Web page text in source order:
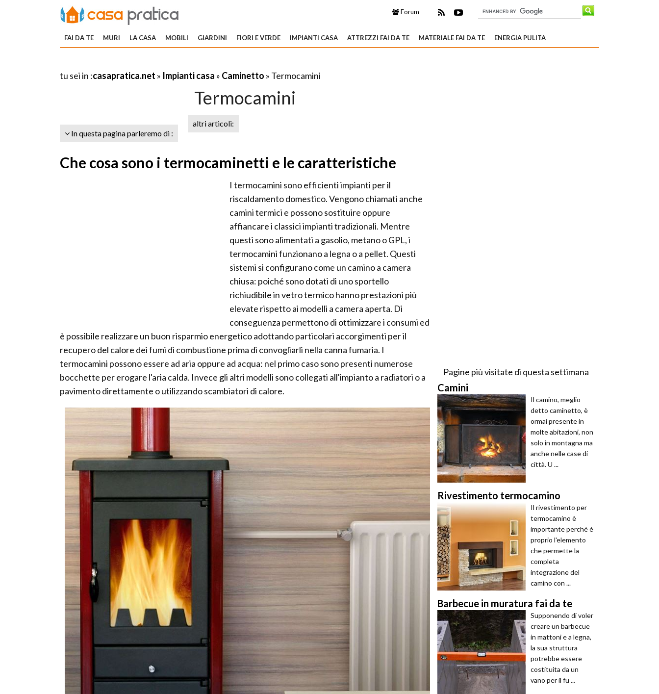
Forum
FAI DA TE MURI LA CASA MOBILI GIARDINI FIORI E VERDE IMPIANTI CASA ATTREZZI FAI DA TE MATERIALE FAI DA TE ENERGIA PULITA
tu sei in :casapratica.net » Impianti casa » Caminetto » Termocamini
Termocamini
In questa pagina parleremo di :
altri articoli:
Che cosa sono i termocaminetti e le caratteristiche
I termocamini sono efficienti impianti per il
riscaldamento domestico. Vengono chiamati anche
camini termici e possono sostituire oppure
affiancare i classici impianti tradizionali. Mentre
questi sono alimentati a gasolio, metano o GPL, i
termocamini funzionano a legna o a pellet. Questi
sistemi si configurano come un camino a camera
chiusa: poiché sono dotati di uno sportello
richiudibile in vetro termico hanno prestazioni più
elevate rispetto ai modelli a camera aperta. Di
conseguenza permettono di ottimizzare i consumi ed
è possibile realizzare un buon risparmio energetico adottando particolari accorgimenti per il
recupero del calore dei fumi di combustione prima di convogliarli nella canna fumaria. I
termocamini possono essere ad aria oppure ad acqua: nel primo caso sono presenti numerose
bocchette per erogare l'aria calda. Invece gli altri modelli sono collegati all'impianto a radiatori o a
pavimento direttamente o utilizzando scambiatori di calore.
Pagine più visitate di questa settimana
Camini
Il camino, meglio
detto caminetto, è
ormai presente in
molte abitazioni, non
solo in montagna ma
anche nelle case di
città. U ...
Rivestimento termocamino
Il rivestimento per
termocamino è
importante perché è
proprio l'elemento
che permette la
completa
integrazione del
camino con ...
Barbecue in muratura fai da te
Supponendo di voler
creare un barbecue
in mattoni e a legna,
la sua struttura
potrebbe essere
costituita da un
vano per il fu ...